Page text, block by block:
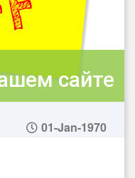
сайте
01-Jan-1970